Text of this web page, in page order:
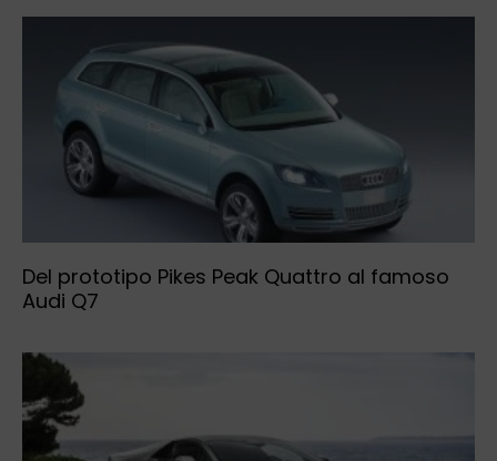
Del prototipo Pikes Peak Quattro al famoso
Audi Q7